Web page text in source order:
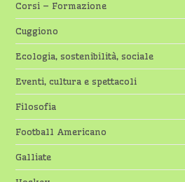
Corsi – Formazione
Cuggiono
Ecologia, sostenibilità, sociale
Eventi, cultura e spettacoli
Filosofia
Football Americano
Galliate